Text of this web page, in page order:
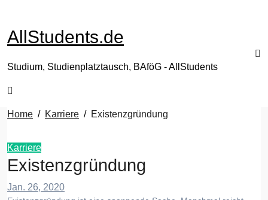
springen
AllStudents.de
Studium, Studienplatztausch, BAföG - AllStudents
Home Karriere Existenzgründung
Karriere
Existenzgründung
Jan. 26, 2020